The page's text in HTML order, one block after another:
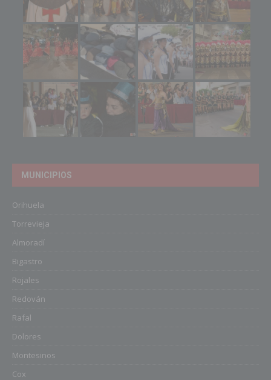
MUNICIPIOS
Orihuela
Torrevieja
Almoradí
Bigastro
Rojales
Redován
Rafal
Dolores
Montesinos
Cox